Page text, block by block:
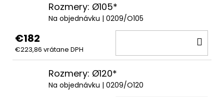
Rozmery: Ø105*
Na objednávku | 0209/O105
€182
€223,86 vrátane DPH
Rozmery: Ø120*
Na objednávku | 0209/O120